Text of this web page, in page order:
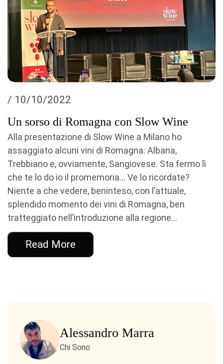
/ 10/10/2022
Un sorso di Romagna con Slow Wine
Alla presentazione di Slow Wine a Milano ho
assaggiato alcuni vini di Romagna: Albana,
Trebbiano e, ovviamente, Sangiovese. Sta fermo lì
che te lo do io il promemoria… Ve lo ricordate?
Niente a che vedere, beninteso, con l’attuale,
splendido momento dei vini di Romagna, ben
tratteggiato nell’introduzione alla regione...
Read More
Alessandro Marra
Chi Sono